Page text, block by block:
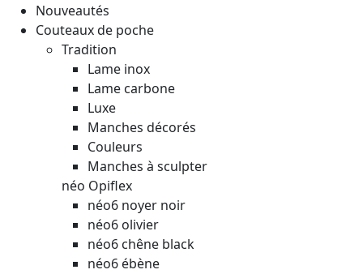
Nouveautés
Couteaux de poche
Tradition
Lame inox
Lame carbone
Luxe
Manches décorés
Couleurs
Manches à sculpter
néo Opiflex
néo6 noyer noir
néo6 olivier
néo6 chêne black
néo6 ébène